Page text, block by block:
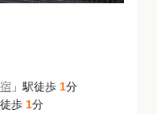
」駅徒歩 1分
歩 1分